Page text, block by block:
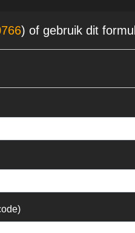
) of gebruik dit